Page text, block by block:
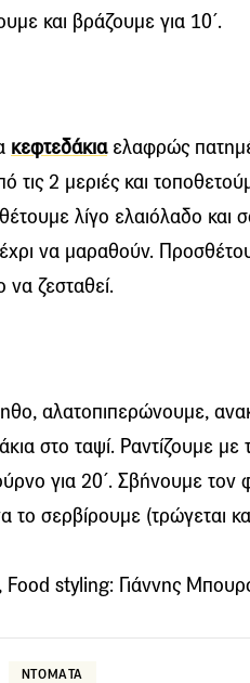
και βράζουμε για 10΄.
κεφτεδάκιαελαφρώς
τις 2 μεριές και
λίγο ελαιόλαδο
να μαραθούν.
να ζεσταθεί.
αλατοπιπερώνουμε,
στο ταψί. Ραντίζουμε με
για 20΄. Σβήνουμε τον
το σερβίρουμε (τρώγεται
Food styling: Γιάννης
ΝΤΟΜΑΤΑ